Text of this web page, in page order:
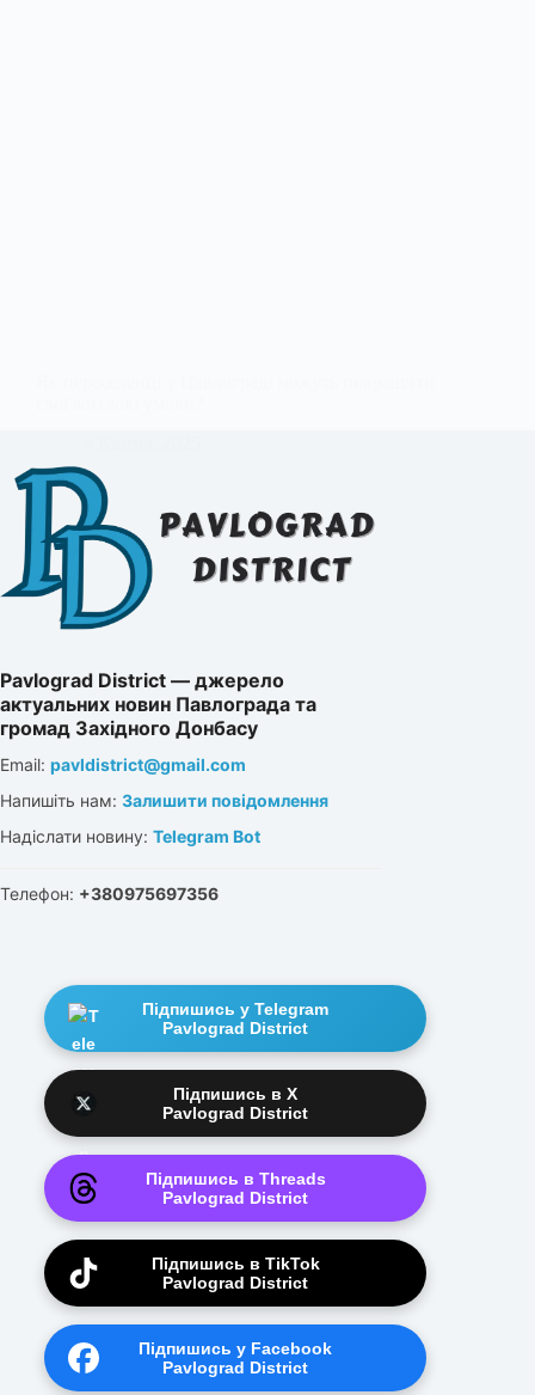
Pavlograd District — джерело
актуальних новин Павлограда та
громад Західного Донбасу
Email: pavldistrict@gmail.com
Напишіть нам: Залишити повідомлення
Надіслати новину: Telegram Bot
Телефон: +380975697356
Підпишись у Telegram
Pavlograd District
Підпишись в X
Pavlograd District
Підпишись в Threads
Pavlograd District
Підпишись в TikTok
Pavlograd District
Підпишись у Facebook
Pavlograd District